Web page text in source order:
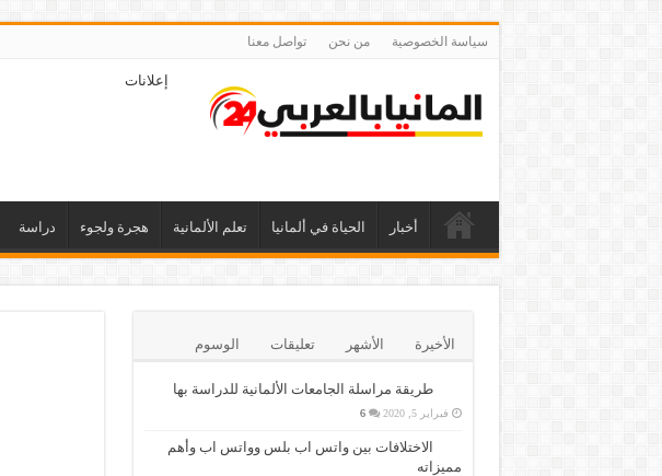
سياسة الخصوصية من نحن تواصل معنا
إعلانات
أخبار الحياة في ألمانيا تعلم الألمانية هجرة ولجوء دراسة
الأخيرة الأشهر تعليقات الوسوم
طريقة مراسلة الجامعات الألمانية للدراسة بها
فبراير 5, 2020 6
الاختلافات بين واتس اب بلس وواتس اب وأهم
مميزاته